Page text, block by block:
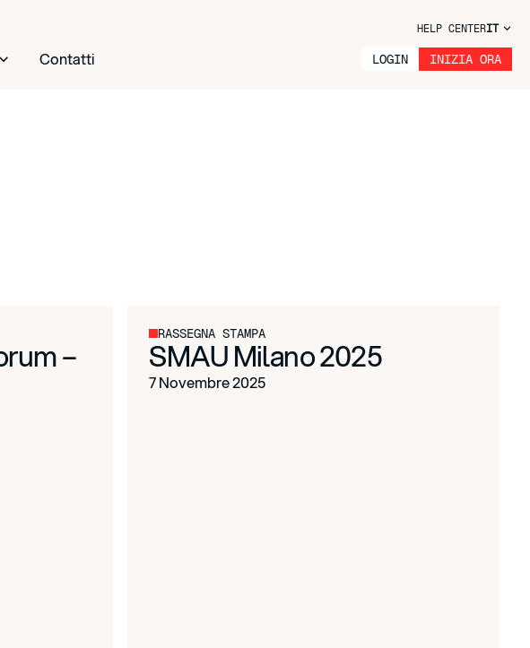
HELP CENTERIT
Contatti LOGIN INIZIA ORA
–
RASSEGNA STAMPA
SMAU Milano 2025
7 Novembre 2025